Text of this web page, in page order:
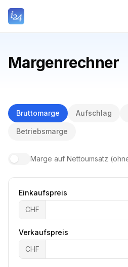
Margenrechner
Bruttomarge Aufschlag
Betriebsmarge
Marge auf Nettoumsatz
Einkaufspreis
CHF
Verkaufspreis
CHF